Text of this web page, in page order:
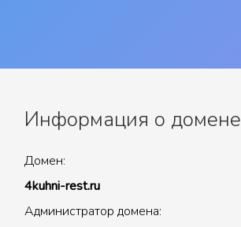
Информация о домене
Домен:
4kuhni-rest.ru
Администратор домена: